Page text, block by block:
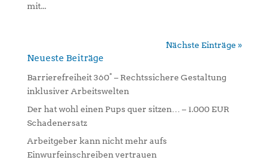
mit...
Nächste Einträge »
Neueste Beiträge
Barrierefreiheit 360° – Rechtssichere Gestaltung
inklusiver Arbeitswelten
Der hat wohl einen Pups quer sitzen… – 1.000 EUR
Schadenersatz
Arbeitgeber kann nicht mehr aufs
Einwurfeinschreiben vertrauen